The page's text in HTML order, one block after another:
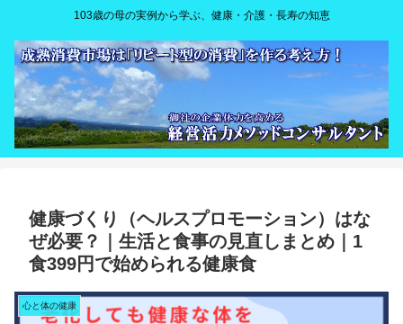
103歳の母の実例から学ぶ、健康・介護・長寿の知恵
健康づくり（ヘルスプロモーション）はな
ぜ必要？｜生活と食事の見直しまとめ｜1
食399円で始められる健康食
心と体の健康